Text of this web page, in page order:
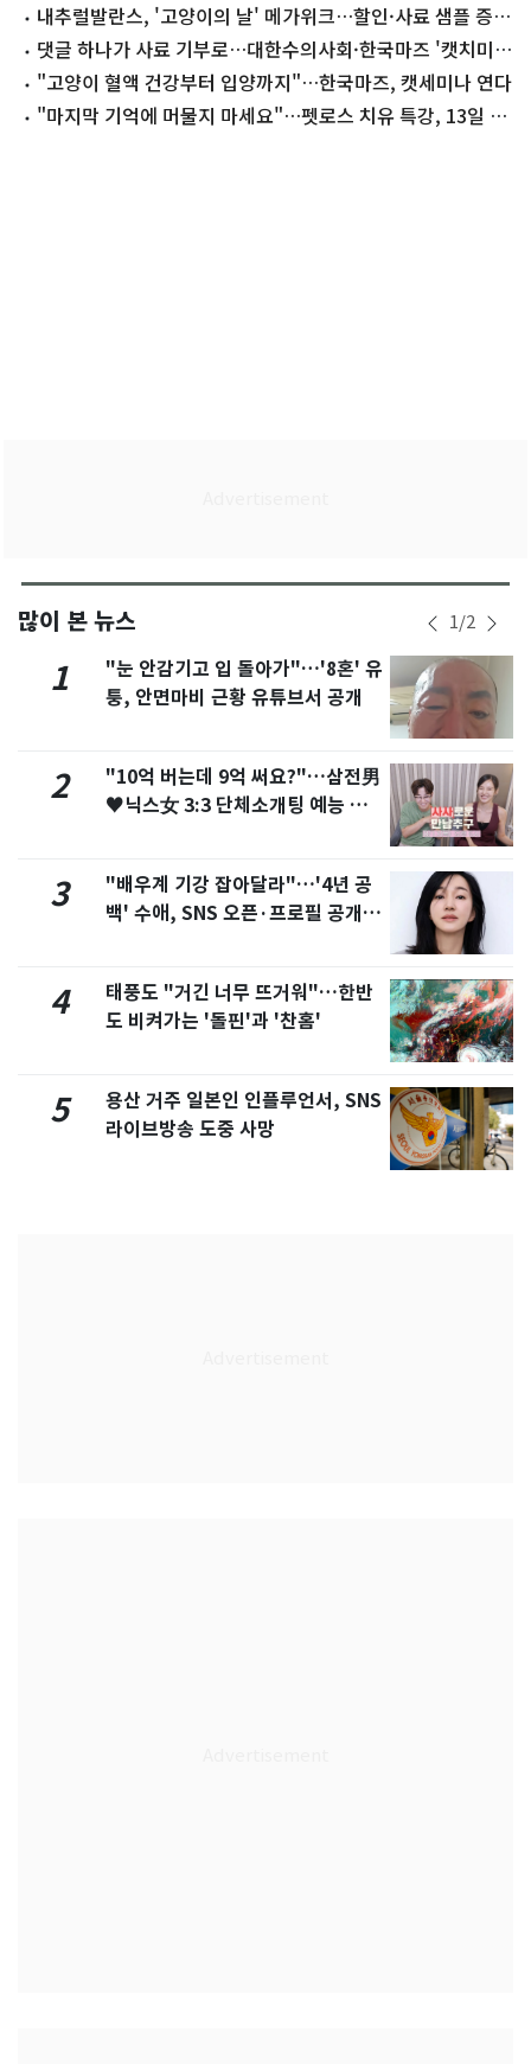
벤트내추럴발란스, '고양이의 날' 메가위크…할인·사료 샘플 증
정 댓글 하나가 사료 기부로…대한수의사회·한국마즈 '캣치미
챌린지'
"고양이 혈액 건강부터 입양까지"…한국마즈, 캣세미나 연다
"마지막 기억에 머물지 마세요"…펫로스 치유 특강, 13일 열
많이 본 뉴스 1/2
1
"눈 안감기고 입 돌아가"…'8혼' 유
퉁, 안면마비 근황 유튜브서 공개
2
"10억 버는데 9억 써요?"…삼전男
♥닉스女 3:3 단체소개팅 예능 화
3
"배우계 기강 잡아달라"…'4년 공
백' 수애, SNS 오픈·프로필 공개
4
태풍도 "거긴 너무 뜨거워"…한반
도 비켜가는 '돌핀'과 '찬홈'
5
용산 거주 일본인 인플루언서, SNS
라이브방송 도중 사망